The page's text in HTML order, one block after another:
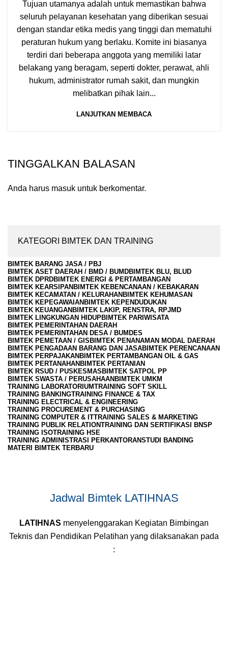
Tujuan utamanya adalah untuk memastikan bahwa
seluruh pelayanan kesehatan yang diberikan sesuai
dengan standar etika medis yang tinggi dan mematuhi
peraturan hukum yang berlaku. Komite ini biasanya
terdiri dari beberapa anggota yang memiliki latar
belakang yang beragam, seperti dokter, perawat, ahli
hukum, administrator rumah sakit, dan mungkin
melibatkan pihak lain...
LANJUTKAN MEMBACA
TINGGALKAN BALASAN
Anda harus masuk untuk berkomentar.
KATEGORI BIMTEK DAN TRAINING
BIMTEK BARANG JASA / PBJ
BIMTEK ASET DAERAH / BMD / BUMDBIMTEK BLU, BLUD
BIMTEK DPRDBIMTEK ENERGI & PERTAMBANGAN
BIMTEK KEARSIPAN BIMTEK KEBENCANAAN / KEBAKARAN
BIMTEK KECAMATAN / KELURAHAN BIMTEK KEHUMASAN
BIMTEK KEPEGAWAIAN BIMTEK KEPENDUDUKAN
BIMTEK KEUANGAN BIMTEK LAKIP, RENSTRA, RPJMD
BIMTEK LINGKUNGAN HIDUPBIMTEK PARIWISATA
BIMTEK PEMERINTAHAN DAERAH
BIMTEK PEMERINTAHAN DESA / BUMDES
BIMTEK PEMETAAN / GIS BIMTEK PENANAMAN MODAL DAERAH
BIMTEK PENGADAAN BARANG DAN JASABIMTEK PERENCANAAN
BIMTEK PERPAJAKAN BIMTEK PERTAMBANGAN OIL & GAS
BIMTEK PERTANAHAN BIMTEK PERTANIAN
BIMTEK RSUD / PUSKESMAS BIMTEK SATPOL PP
BIMTEK SWASTA / PERUSAHAAN BIMTEK UMKM
TRAINING LABORATORIUMTRAINING SOFT SKILL
TRAINING BANKINGTRAINING FINANCE & TAX
TRAINING ELECTRICAL & ENGINEERING
TRAINING PROCUREMENT & PURCHASING
TRAINING COMPUTER & ITTRAINING SALES & MARKETING
TRAINING PUBLIK RELATIONTRAINING DAN SERTIFIKASI BNSP
TRAINING ISOTRAINING HSE
TRAINING ADMINISTRASI PERKANTORANSTUDI BANDING
MATERI BIMTEK TERBARU
Jadwal Bimtek LATIHNAS
LATIHNAS menyelenggarakan Kegiatan Bimbingan
Teknis dan Pendidikan Pelatihan yang dilaksanakan pada
: